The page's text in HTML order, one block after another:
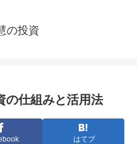
の投資
の仕組みと活用法
はてブ